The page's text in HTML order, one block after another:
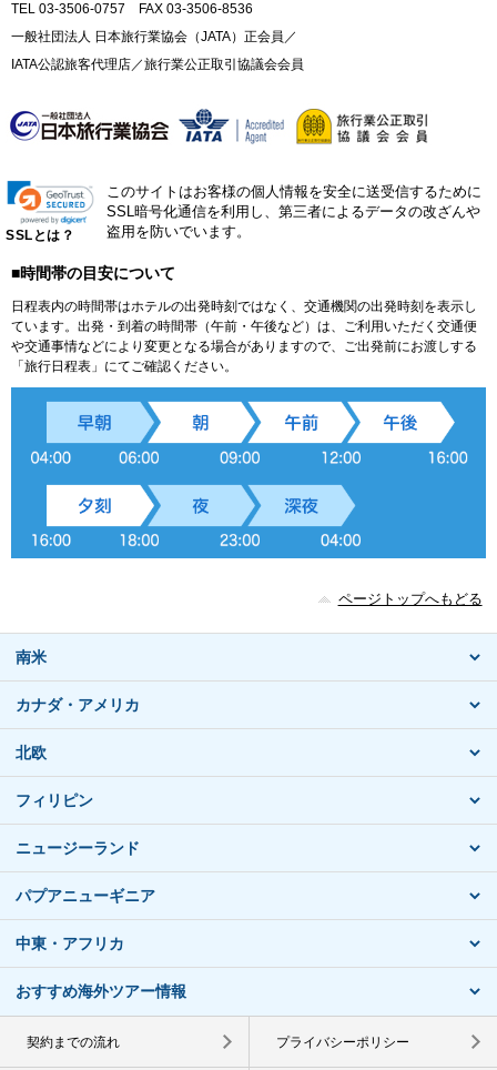
TEL 03-3506-0757 FAX 03-3506-8536
一般社団法人 日本旅行業協会（JATA）正会員／
IATA公認旅客代理店／旅行業公正取引協議会会員
SSLとは？
このサイトはお客様の個人情報を安全に送受信するために
SSL暗号化通信を利用し、第三者によるデータの改ざんや
盗用を防いでいます。
■時間帯の目安について
日程表内の時間帯はホテルの出発時刻ではなく、交通機関の出発時刻を表示し
ています。出発・到着の時間帯（午前・午後など）は、ご利用いただく交通便
や交通事情などにより変更となる場合がありますので、ご出発前にお渡しする
「旅行日程表」にてご確認ください。
ページトップへもどる
南米
カナダ・アメリカ
北欧
フィリピン
ニュージーランド
パプアニューギニア
中東・アフリカ
おすすめ海外ツアー情報
契約までの流れ プライバシーポリシー